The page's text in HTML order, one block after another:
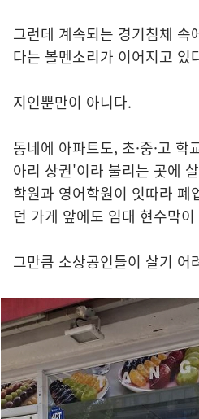
그런데 계속되는 경기침체 속
다는 볼멘소리가 이어지고 있
지인뿐만이 아니다.
동네에 아파트도, 초·중·고
아리 상권'이라 불리는 곳에
학원과 영어학원이 잇따라 폐
던 가게 앞에도 임대 현수막
그만큼 소상공인들이 살기 어